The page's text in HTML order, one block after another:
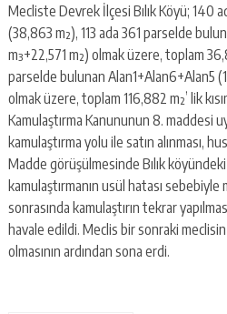
Mecliste Devrek İlçesi Bılık Köyü; 140
(38,863 m²), 113 ada 361 parselde
m³+22,571 m²) olmak üzere, toplam
parselde bulunan Alan1+Alan6+Alan5
olmak üzere, toplam 116,882 m²’ lik
Kamulaştırma Kanununun 8. maddesi
kamulaştırma yolu ile satın alınması,
Madde görüşülmesinde Bılık
kamulaştırmanın usül hatası
sonrasında kamulaştırın tekrar
havale edildi. Meclis bir sonraki
olmasının ardından sona erdi.